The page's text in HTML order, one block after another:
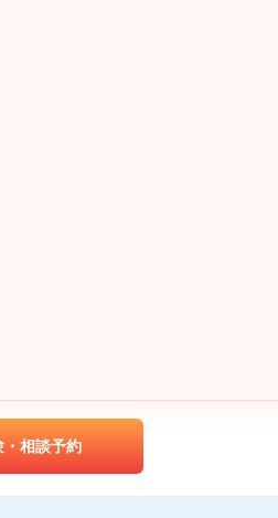
・相談予約